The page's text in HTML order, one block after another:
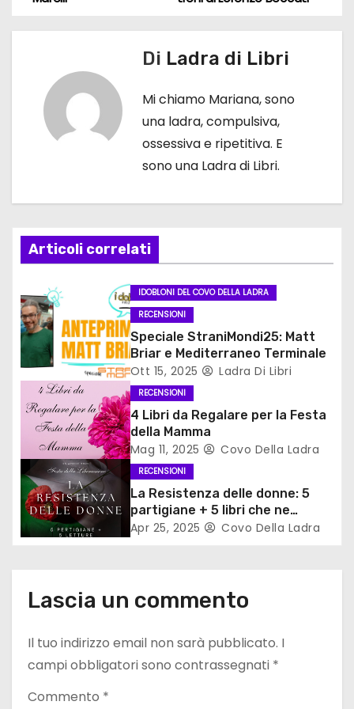
a
o
n
e
a
i
c
o
Di Ladra di Libri
Mi chiamo Mariana, sono
una ladra, compulsiva,
ossessiva e ripetitiva. E
sono una Ladra di Libri.
Articoli correlati
IDOBLONI DEL COVO DELLA LADRA
RECENSIONI
Speciale StraniMondi25: Matt
Briar e Mediterraneo Terminale
Ott 15, 2025 Ladra Di Libri
RECENSIONI
4 Libri da Regalare per la Festa
della Mamma
Mag 11, 2025 Covo Della Ladra
RECENSIONI
La Resistenza delle donne: 5
partigiane + 5 libri che ne
parlano
Apr 25, 2025 Covo Della Ladra
Lascia un commento
Il tuo indirizzo email non sarà pubblicato. I
campi obbligatori sono contrassegnati *
Commento *